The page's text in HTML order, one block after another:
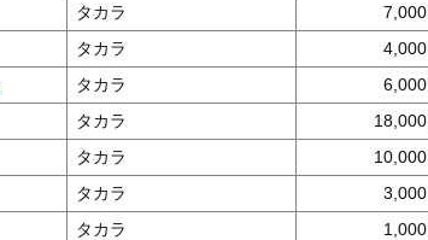
タカラ
7,000
タカラ
4,000
タカラ
6,000
タカラ
18,000
タカラ
10,000
タカラ
3,000
タカラ
1,000